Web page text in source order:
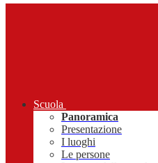
Scuola
Panoramica
Presentazione
I luoghi
Le persone